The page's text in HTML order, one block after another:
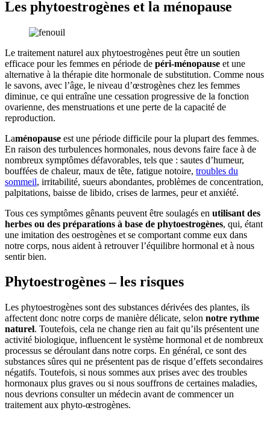
Les phytoestrogènes et la ménopause
Le traitement naturel aux phytoestrogènes peut être un soutien
efficace pour les femmes en période de péri-ménopause et une
alternative à la thérapie dite hormonale de substitution. Comme nous
le savons, avec l’âge, le niveau d’œstrogènes chez les femmes
diminue, ce qui entraîne une cessation progressive de la fonction
ovarienne, des menstruations et une perte de la capacité de
reproduction.
Laménopause est une période difficile pour la plupart des femmes.
En raison des turbulences hormonales, nous devons faire face à de
nombreux symptômes défavorables, tels que : sautes d’humeur,
bouffées de chaleur, maux de tête, fatigue notoire, troubles du
sommeil, irritabilité, sueurs abondantes, problèmes de concentration,
palpitations, baisse de libido, crises de larmes, peur et anxiété.
Tous ces symptômes gênants peuvent être soulagés en utilisant des
herbes ou des préparations à base de phytoestrogènes, qui, étant
une imitation des oestrogènes et se comportant comme eux dans
notre corps, nous aident à retrouver l’équilibre hormonal et à nous
sentir bien.
Phytoestrogènes – les risques
Les phytoestrogènes sont des substances dérivées des plantes, ils
affectent donc notre corps de manière délicate, selon notre rythme
naturel. Toutefois, cela ne change rien au fait qu’ils présentent une
activité biologique, influencent le système hormonal et de nombreux
processus se déroulant dans notre corps. En général, ce sont des
substances sûres qui ne présentent pas de risque d’effets secondaires
négatifs. Toutefois, si nous sommes aux prises avec des troubles
hormonaux plus graves ou si nous souffrons de certaines maladies,
nous devrions consulter un médecin avant de commencer un
traitement aux phyto-œstrogènes.